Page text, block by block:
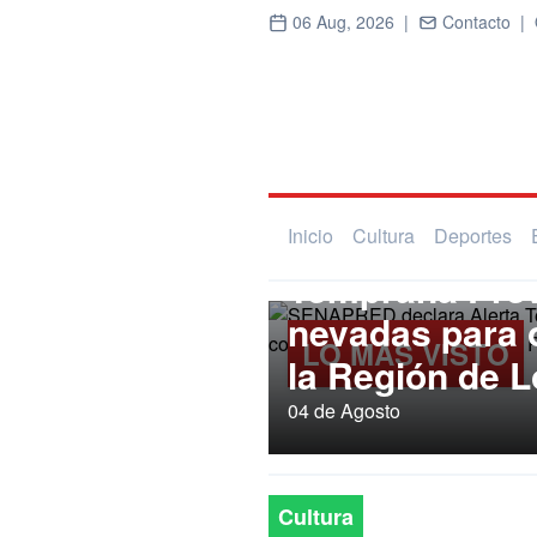
06 Aug, 2026 | Contacto |
Inicio Cultura Deportes
LO MÁS VISTO
SENAPRED
Temprana
nevadas para
la Región de
04 de Agosto
Cultura